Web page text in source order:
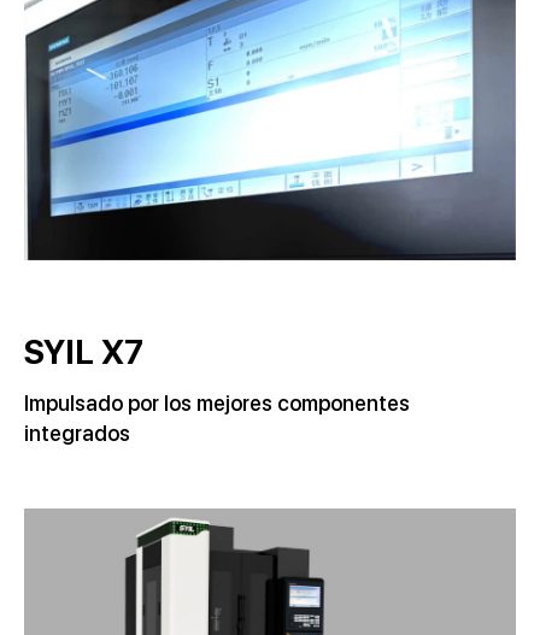
SYIL X7
Impulsado por los mejores componentes
integrados